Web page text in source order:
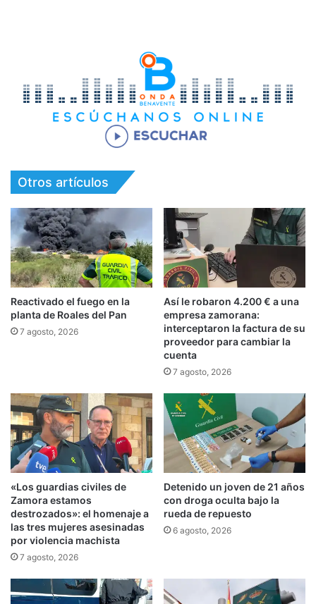
Otros artículos
Reactivado el fuego en la
planta de Roales del Pan
7 agosto, 2026
Así le robaron 4.200 € a una
empresa zamorana:
interceptaron la factura de su
proveedor para cambiar la
cuenta
7 agosto, 2026
«Los guardias civiles de
Zamora estamos
destrozados»: el homenaje a
las tres mujeres asesinadas
por violencia machista
7 agosto, 2026
Detenido un joven de 21 años
con droga oculta bajo la
rueda de repuesto
6 agosto, 2026